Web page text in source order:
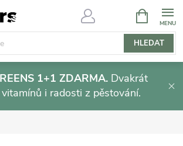
HLEDAT
NÁKUPNÍ
KOŠÍK
1+1 ZDARMA. Dvakrát
i radosti z pěstování.